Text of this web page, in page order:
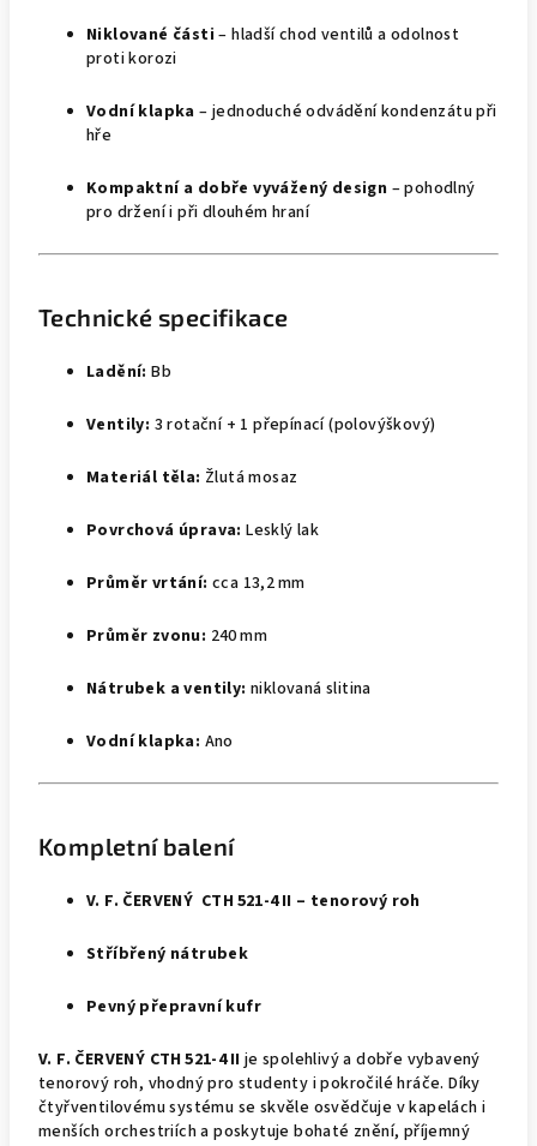
Niklované části – hladší chod ventilů a odolnost
proti korozi
Vodní klapka – jednoduché odvádění kondenzátu při
hře
Kompaktní a dobře vyvážený design – pohodlný
pro držení i při dlouhém hraní
Technické specifikace
Ladění: Bb
Ventily: 3 rotační + 1 přepínací (polovýškový)
Materiál těla: Žlutá mosaz
Povrchová úprava: Lesklý lak
Průměr vrtání: cca 13,2 mm
Průměr zvonu: 240 mm
Nátrubek a ventily: niklovaná slitina
Vodní klapka: Ano
Kompletní balení
V. F. ČERVENÝ CTH 521‑4 II – tenorový roh
Stříbřený nátrubek
Pevný přepravní kufr
V. F. ČERVENÝ CTH 521‑4 II je spolehlivý a dobře vybavený
tenorový roh, vhodný pro studenty i pokročilé hráče. Díky
čtyřventilovému systému se skvěle osvědčuje v kapelách i
menších orchestriích a poskytuje bohaté znění, příjemný